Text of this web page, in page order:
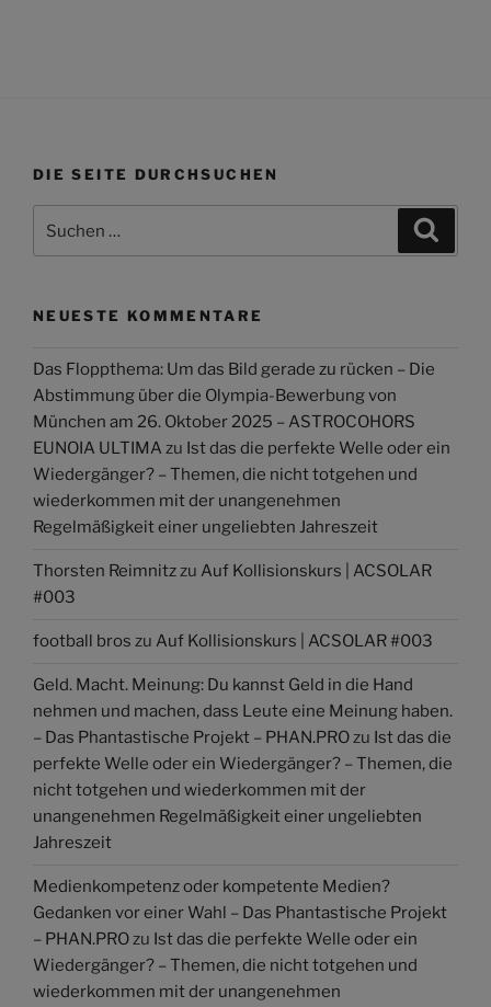
DIE SEITE DURCHSUCHEN
nach:
NEUESTE KOMMENTARE
Das Floppthema: Um das Bild gerade zu rücken – Die
Abstimmung über die Olympia-Bewerbung von
München am 26. Oktober 2025 – ASTROCOHORS
EUNOIA ULTIMA zu Ist das die perfekte Welle oder ein
Wiedergänger? – Themen, die nicht totgehen und
wiederkommen mit der unangenehmen
Regelmäßigkeit einer ungeliebten Jahreszeit
Thorsten Reimnitzzu Auf Kollisionskurs | ACSOLAR
#003
football bros zu Auf Kollisionskurs | ACSOLAR #003
Geld. Macht. Meinung: Du kannst Geld in die Hand
nehmen und machen, dass Leute eine Meinung haben.
– Das Phantastische Projekt – PHAN.PROzu Ist das die
perfekte Welle oder ein Wiedergänger? – Themen, die
nicht totgehen und wiederkommen mit der
unangenehmen Regelmäßigkeit einer ungeliebten
Jahreszeit
Medienkompetenz oder kompetente Medien?
Gedanken vor einer Wahl – Das Phantastische Projekt
– PHAN.PROzu Ist das die perfekte Welle oder ein
Wiedergänger? – Themen, die nicht totgehen und
wiederkommen mit der unangenehmen